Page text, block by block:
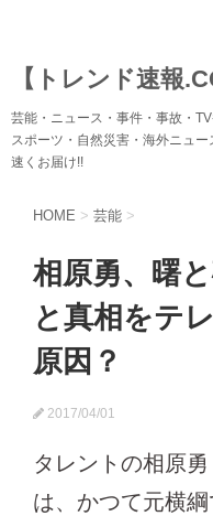
【トレンド速報
芸能・ニュース・事件・事故・
スポーツ・自然災害・海外ニュ
速くお届け!!
HOME > 芸能 >
相原勇、曙
と真相をテ
原因？
2017/04/01
タレントの相原
は、かつて元横